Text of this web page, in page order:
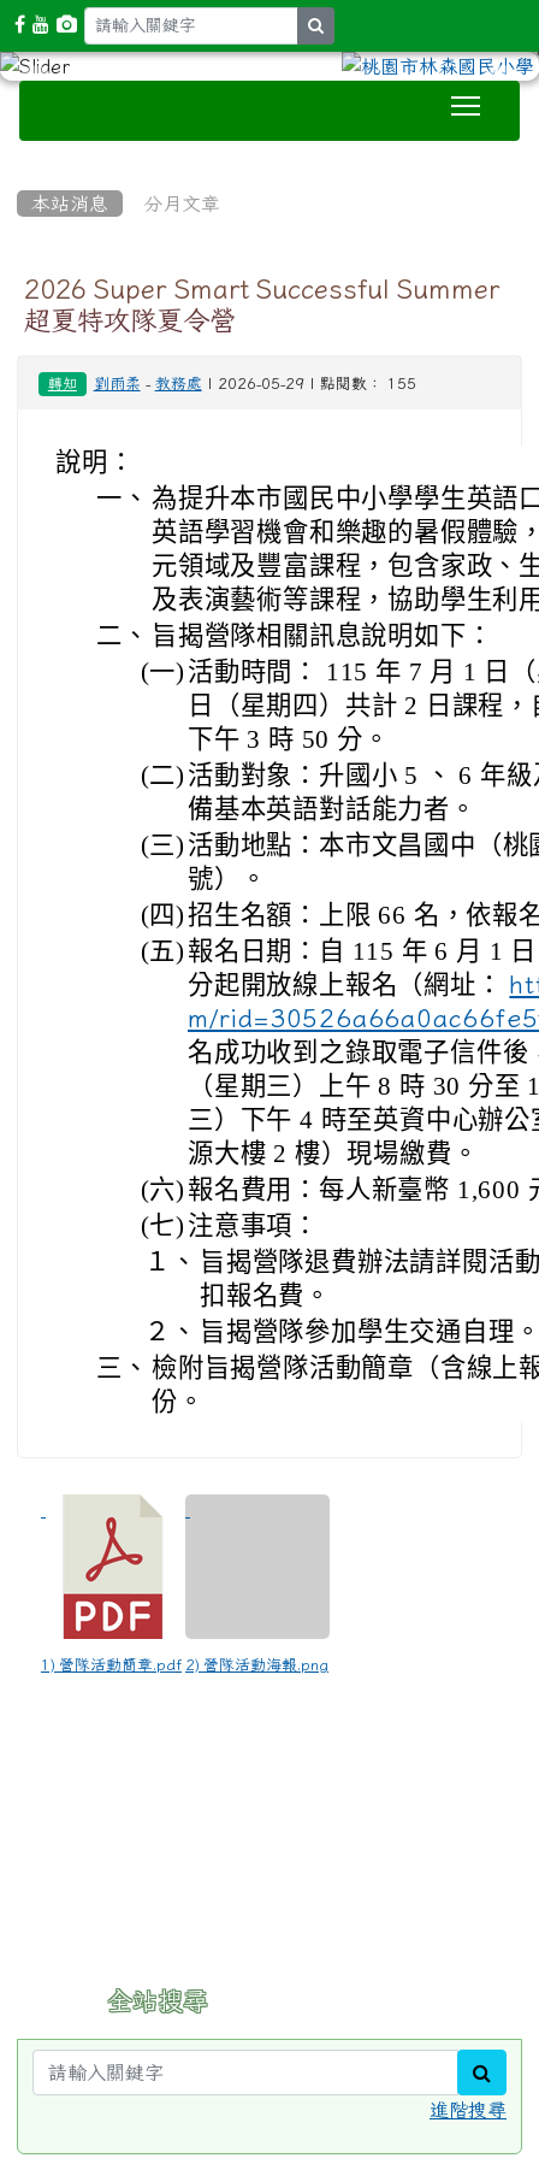
本站消息 分月文章
2026 Super Smart Successful Summer
超夏特攻隊夏令營
轉知 劉雨柔 - 教務處 | 2026-05-29 | 點閱數： 155
說明：
一、 為提升本市國民中小學學生英語
英語學習機會和樂趣的暑假體驗
元領域及豐富課程，包含家政、
及表演藝術等課程，協助學生利
二、 旨揭營隊相關訊息說明如下：
(一) 活動時間： 115 年 7 月 1 日
日（星期四）共計 2 日課程
下午 3 時 50 分。
(二) 活動對象：升國小 5 、 6 年
備基本英語對話能力者。
(三) 活動地點：本市文昌國中（
號）。
(四)招生名額：上限 66 名，依報
(五) 報名日期：自 115 年 6 月 1
分起開放線上報名（網址：
m/
名成功收到之錄取電子信件後
（星期三）上午 8 時 30 分至
三）下午 4 時至英資中心辦
源大樓 2 樓）現場繳費。
(六) 報名費用：每人新臺幣 1,600
(七) 注意事項：
１、 旨揭營隊退費辦法請詳閱活
扣報名費。
２、 旨揭營隊參加學生交通自理
三、 檢附旨揭營隊活動簡章（含線上
份。
1) 營隊活動簡章.pdf 2) 營隊活動海報.png
全站搜尋
進階搜尋